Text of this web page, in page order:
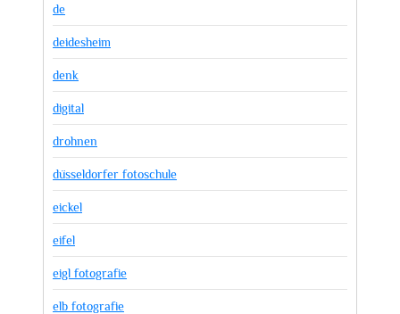
de
deidesheim
denk
digital
drohnen
düsseldorfer fotoschule
eickel
eifel
eigl fotografie
elb fotografie